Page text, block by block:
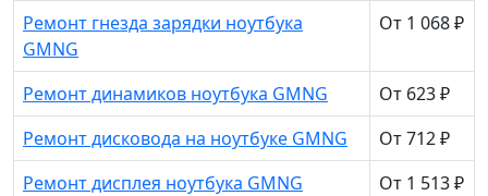
Ремонт гнезда зарядки ноутбука
GMNG
От 1 068 ₽
Ремонт динамиков ноутбука GMNG
От 623 ₽
Ремонт дисковода на ноутбуке GMNG
От 712 ₽
Ремонт дисплея ноутбука GMNG
От 1 513 ₽